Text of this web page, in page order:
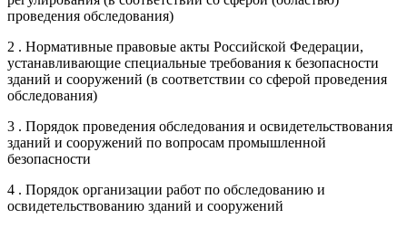
проведения обследования)
2 . Нормативные правовые акты Российской Федерации,
устанавливающие специальные требования к безопасности
зданий и сооружений (в соответствии со сферой проведения
обследования)
3 . Порядок проведения обследования и освидетельствования
зданий и сооружений по вопросам промышленной
безопасности
4 . Порядок организации работ по обследованию и
освидетельствованию зданий и сооружений